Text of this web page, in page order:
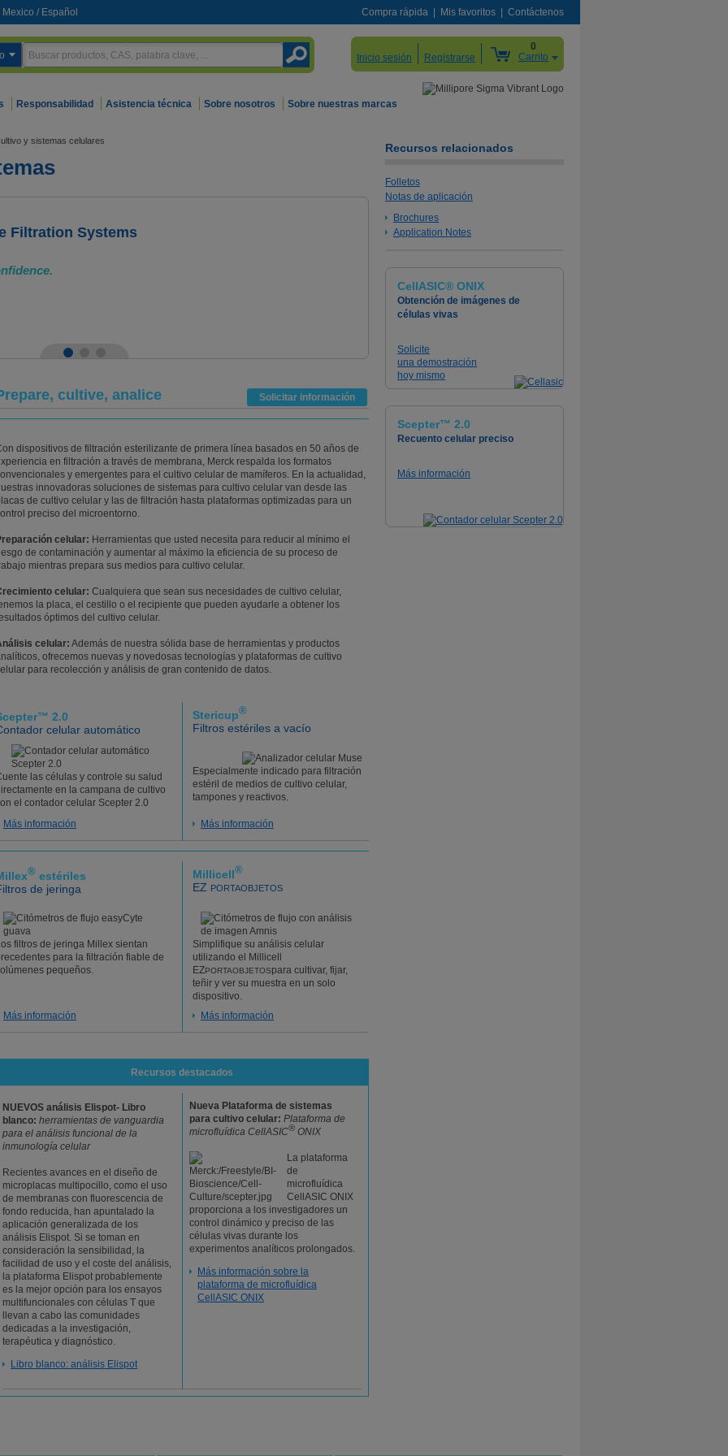
Mexico / Español Compra rápida Mis favoritos Contáctenos
Inicio sesión Registrarse
0
Carrito
Responsabilidad Asistencia técnica Sobre nosotros Sobre nuestras marcas
y sistemas celulares
Filtration Systems Plataforma microfluídica CellASIC
Diseñe experimentos dinámicos a la forma CellASIC.
cultive, analice Solicitar información
dispositivos de filtración esterilizante de primera línea basados en 50 años de
en filtración a través de membrana, Merck respalda los formatos
y emergentes para el cultivo celular de mamíferos. En la actualidad,
innovadoras soluciones de sistemas para cultivo celular van desde las
de cultivo celular y las de filtración hasta plataformas optimizadas para un
preciso del microentorno.
celular: Herramientas que usted necesita para reducir al mínimo el
de contaminación y aumentar al máximo la eficiencia de su proceso de
mientras prepara sus medios para cultivo celular.
celular: Cualquiera que sean sus necesidades de cultivo celular,
la placa, el cestillo o el recipiente que pueden ayudarle a obtener los
óptimos del cultivo celular.
celular: Además de nuestra sólida base de herramientas y productos
ofrecemos nuevas y novedosas tecnologías y plataformas de cultivo
para recolección y análisis de gran contenido de datos.
2.0
celular automático
las células y controle su salud
en la campana de cultivo
el contador celular Scepter 2.0
Stericup®
Filtros estériles a vacío
Especialmente indicado para filtración
estéril de medios de cultivo celular,
tampones y reactivos.
Más información Más información
® estériles
de jeringa
filtros de jeringa Millex sientan
para la filtración fiable de
pequeños.
Millicell®
EZ PORTAOBJETOS
Simplifique su análisis celular
utilizando el Millicell
EZPORTAOBJETOSpara cultivar, fijar,
teñir y ver su muestra en un solo
dispositivo.
Más información
Más información
Recursos destacados
NUEVOS análisis Elispot- Libro
blanco: herramientas de vanguardia
para el análisis funcional de la
inmunología celular
Recientes avances en el diseño de
microplacas multipocillo, como el uso
de membranas con fluorescencia de
fondo reducida, han apuntalado la
aplicación generalizada de los
análisis Elispot. Si se toman en
consideración la sensibilidad, la
facilidad de uso y el coste del análisis,
la plataforma Elispot probablemente
es la mejor opción para los ensayos
multifuncionales con células T que
llevan a cabo las comunidades
dedicadas a la investigación,
terapéutica y diagnóstico.
Libro blanco: análisis Elispot
Nueva Plataforma de sistemas
para cultivo celular: Plataforma de
microfluídica CellASIC® ONIX
La plataforma
de
microfluídica
CellASIC ONIX
proporciona a los investigadores un
control dinámico y preciso de las
células vivas durante los
experimentos analíticos prolongados.
Más información sobre la
plataforma de microfluídica
CellASIC ONIX
Recursos relacionados
Folletos
Notas de aplicación
Brochures
Application Notes
CellASIC® ONIX
Obtención de imágenes de
células vivas
Solicite
una demostración
hoy mismo
Scepter™ 2.0
Recuento celular preciso
Más información